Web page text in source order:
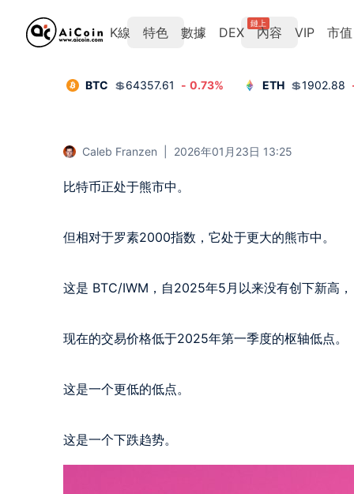
K線 特色 數據 DEX
鏈上
內容 VIP 市值
BTC 💲64357.61 - 0.73% ETH 💲1902.88
Caleb Franzen 2026年01月23日 13:25
比特币正处于熊市中。
但相对于罗素2000指数，它处于更大的熊市中。
这是 BTC/IWM，自2025年5月以来没有创下新高
现在的交易价格低于2025年第一季度的枢轴低点。
这是一个更低的低点。
这是一个下跌趋势。